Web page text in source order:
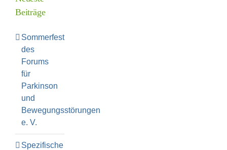
Beiträge
Sommerfest
des
Forums
für
Parkinson
und
Bewegungsstörungen
e. V.
Spezifische